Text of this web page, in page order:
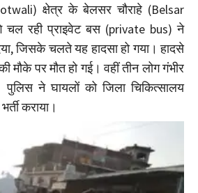
क्षेत्र के बेलसर चौराहे (Belsar
रही प्राइवेट बस (private bus) ने
जिसके चलते यह हादसा हो गया। हादसे
मौके पर मौत हो गई। वहीं तीन लोग गंभीर
ने घायलों को जिला चिकित्सालय
कराया।